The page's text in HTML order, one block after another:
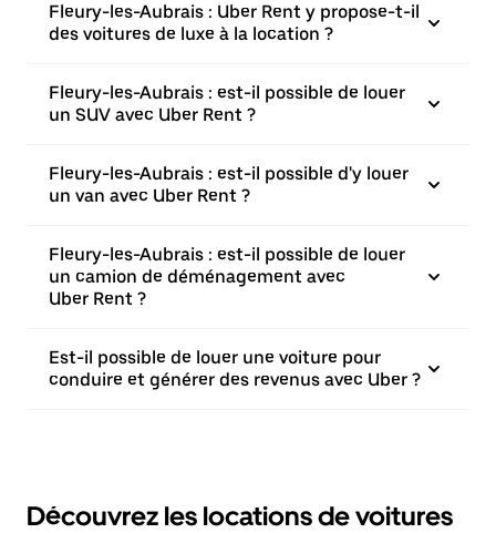
Fleury-les-Aubrais : Uber Rent y propose-t-il
des voitures de luxe à la location ?
Fleury-les-Aubrais : est-il possible de louer
un SUV avec Uber Rent ?
Fleury-les-Aubrais : est-il possible d'y louer
un van avec Uber Rent ?
Fleury-les-Aubrais : est-il possible de louer
un camion de déménagement avec
Uber Rent ?
Est-il possible de louer une voiture pour
conduire et générer des revenus avec Uber ?
Découvrez les locations de voitures